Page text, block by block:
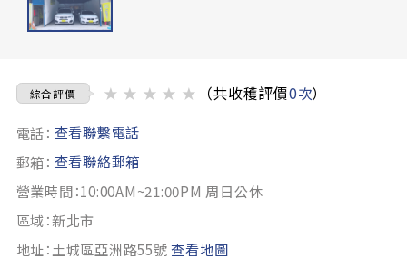
綜合評價 ★ ★ ★ ★ ★ （共收穫評價0次）
電話： 查看聯繫電話
郵箱： 查看聯絡郵箱
營業時間：10:00AM~21:00PM 周日公休
區域：新北市
地址：土城區亞洲路55號查看地圖